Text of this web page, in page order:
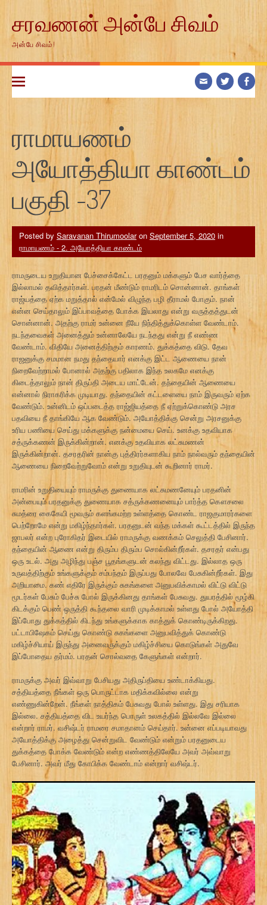
contentசரவணன் அன்பே சிவம்
அன்பே சிவம்!
ராமாயணம்
அயோத்தியா காண்டம்
பகுதி -37
Posted by Saravanan Thirumoolaron September 5, 2020 in
ராமாயணம் - 2. அயோத்தியா காண்டம்
ராமருடைய உறுதியான பேச்சைக்கேட்ட பரதனும் மக்களும் பேச வார்த்தை
இல்லாமல் தவித்தார்கள். பரதன் மீண்டும் ராமரிடம் சொன்னான். தாங்கள்
ராஜ்யத்தை ஏற்க மறுத்தால் என்மேல் விழுந்த பழி தீராமல் போகும். நான்
என்ன செய்தாலும் இப்பாவத்தை போக்க இயலாது என்று வருத்தத்துடன்
சொன்னான். அதற்கு ராமர் உன்னை நீயே நிந்தித்துக்கொள்ள வேண்டாம்.
நடந்தவைகள் அனைத்தும் உன்னாலேயே நடந்தது என்று நீ எண்ண
வேண்டாம். விதியே அனைத்திற்கும் காரணம். துக்கத்தை விடு. தேவ
ராஜனுக்கு சமமான நமது தந்தையார் எனக்கு இட்ட ஆணையை நான்
நிறைவேற்றாமல் போனால் அதற்கு பதிலாக இந்த உலகமே எனக்கு
கிடைத்தாலும் நான் திருப்தி அடைய மாட்டேன். தந்தையின் ஆணையை
என்னால் நிராகரிக்க முடியாது. தந்தையின் கட்டளையை நாம் இருவரும் ஏற்க
வேண்டும். உன்னிடம் ஒப்படைத்த ராஜ்ஜியத்தை நீ ஏற்றுக்கொண்டு அரச
பதவியை நீ தாங்கியே ஆக வேண்டும். அயோத்திக்கு சென்று அரசனுக்கு
உரிய பணியை செய்து மக்களுக்கு நன்மையை செய். உனக்கு உதவியாக
சத்ருக்கணன் இருக்கின்றான். எனக்கு உதவியாக லட்சுமணன்
இருக்கின்றான். தசரதரின் நான்கு புத்திரர்களாகிய நாம் நால்வரும் தந்தையின்
ஆணையை நிறைவேற்றுவோம் என்று உறுதியுடன் கூறினார் ராமர்.
ராமரின் உறுதியையும் ராமருக்கு துணையாக லட்சுமணனேயும் பரதனின்
அன்பையும் பரதனுக்கு துணையாக சத்ருக்கணனையும் பார்த்த கௌசலை
சுமத்ரை கைகேயி மூவரும் களங்கமற்ற உள்ளத்தை கொண்ட ராஜகுமாரர்களை
பெற்றோமே என்று மகிழ்ந்தார்கள். பரதனுடன் வந்த மக்கள் கூட்டத்தில் இருந்த
ஜாபலர் என்ற புரோகிதர் இடையில் ராமருக்கு வணக்கம் செலுத்தி பேசினார்.
தந்தையின் ஆணை என்று திரும்ப திரும்ப சொல்கின்றீர்கள். தசரதர் என்பது
ஒரு உடல். அது அழிந்து பஞ்ச பூதங்களுடன் கலந்து விட்டது. இல்லாத ஒரு
உருவத்திற்கும் உங்களுக்கும் சம்பந்தம் இருப்பது போலவே பேசுகின்றீர்கள். இது
அறியாமை. கண் எதிரே இருக்கும் சுகங்களை அனுபவிக்காமல் விட்டு விட்டு
மூடர்கள் பேசும் பேச்சு போல் இருக்கினது தாங்கள் பேசுவது. துயரத்தில் மூழ்கி
கிடக்கும் பெண் ஒருத்தி கூந்தலை வாரி முடிக்காமல் உள்ளது போல் அயோத்தி
இப்போது துக்கத்தில் கிடந்து உங்களுக்காக காத்துக் கொண்டிருக்கிறது.
பட்டாபிஷேகம் செய்து கொண்டு சுகங்களை அனுபவித்துக் கொண்டு
மகிழ்ச்சியாய் இருந்து அனைவருக்கும் மகிழ்ச்சியை கொடுங்கள் அதுவே
இப்போதைய தர்மம். பரதன் சொல்வதை கேளுங்கள் என்றார்.
ராமருக்கு அவர் இவ்வாறு பேசியது அதிருப்தியை உண்டாக்கியது.
சத்தியத்தை நீங்கள் ஒரு பொருட்டாக மதிக்கவில்லை என்று
எண்ணுகின்றேன். நீங்கள் நாத்திகம் பேசுவது போல் உள்ளது. இது சரியாக
இல்லை. சத்தியத்தை விட உயர்ந்த பொருள் உலகத்தில் இல்லவே இல்லை
என்றார் ராமர். வசிஷ்டர் ராமரை சமாதானம் செய்தார். உன்னை எப்படியாவது
அயோத்திக்கு அழைத்து சென்றுவிட வேண்டும் என்றும் பரதனுடைய
துக்கத்தை போக்க வேண்டும் என்ற எண்ணத்திலேயே அவர் அவ்வாறு
பேசினார். அவர் மீது கோபிக்க வேண்டாம் என்றார் வசிஷ்டர்.